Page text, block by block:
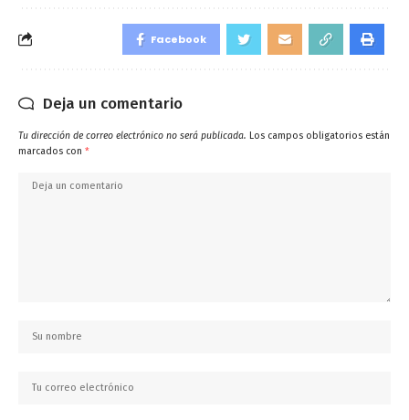
Facebook
Deja un comentario
Tu dirección de correo electrónico no será publicada. Los campos obligatorios están
marcados con *